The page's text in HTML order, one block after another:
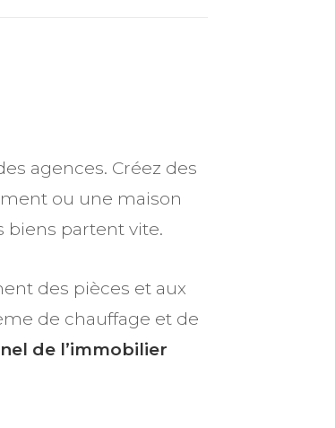
agences. Créez des
ou une maison
biens partent vite.
des pièces et aux
de chauffage et de
de l’immobilier